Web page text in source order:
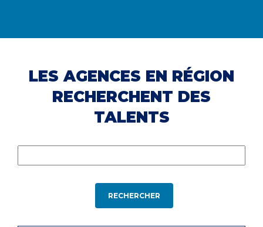
LES AGENCES EN RÉGION
RECHERCHENT DES
TALENTS
RECHERCHER